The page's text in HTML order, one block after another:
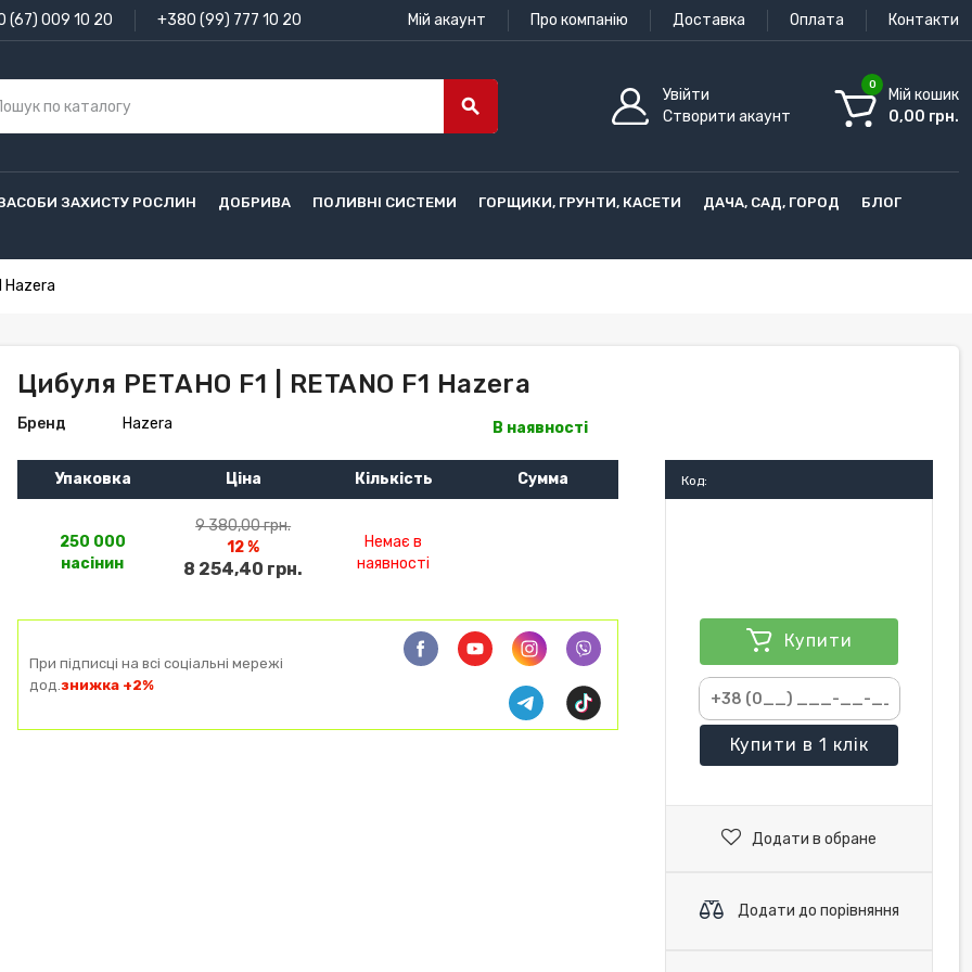
(67) 009 10 20 +380 (99) 777 10 20 Мій акаунт Про компанію Доставка Оплата Контакти
search
Увійти
Створити акаунт
0
Мій кошик
0,00 грн.
ЗАХИСТУ РОСЛИН ДОБРИВА ПОЛИВНІ СИСТЕМИ ГОРЩИКИ, ГРУНТИ, КАСЕТИ ДАЧА, САД, ГОРОД БЛОГ
Hazera
Цибуля РЕТАНО F1 | RETANO F1 Hazera
Бренд Hazera В наявності
Упаковка Ціна Кількість Сумма
250 000
насінин
9 380,00 грн.
12 %
8 254,40 грн.
Немає в
наявності
При підписці на всі соціальні мережі
дод.знижка +2%
Код:
Купити
Купити в 1 клік
Додати в обране
Додати до порівняння